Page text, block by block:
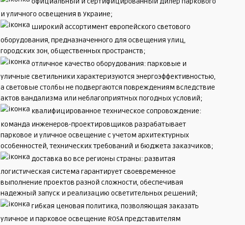
и уличного освещения в Украине;
широкий ассортимент европейского светового
оборудования, предназначенного для освещения улиц,
городских зон, общественных пространств;
отличное качество оборудования: парковые и
уличные светильники характеризуются энергоэффективностью,
а световые столбы не подвергаются повреждениям вследствие
актов вандализма или неблагоприятных погодных условий;
квалифицированное техническое сопровождение:
команда инженеров-проектировщиков разрабатывает
парковое и уличное освещение с учетом архитектурных
особенностей, технических требований и бюджета заказчиков;
доставка во все регионы страны: развитая
логистическая система гарантирует своевременное
выполнение проектов разной сложности, обеспечивая
надежный запуск и реализацию осветительных решений;
гибкая ценовая политика, позволяющая заказать
уличное и парковое освещение ROSA представителям